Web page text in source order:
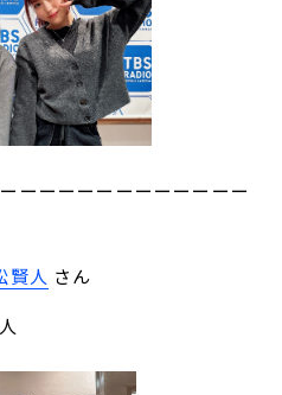
ーーーーーーーーーーーー
賢人 さん